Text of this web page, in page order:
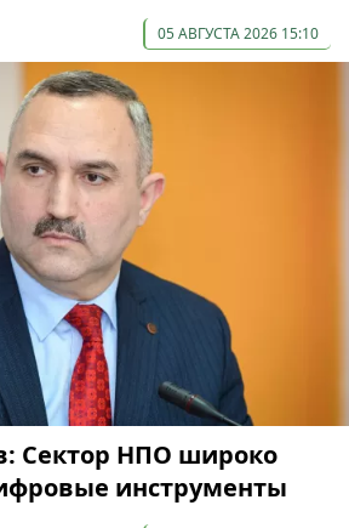
05 АВГУСТА 2026 15:10
Сектор НПО широко
инструменты